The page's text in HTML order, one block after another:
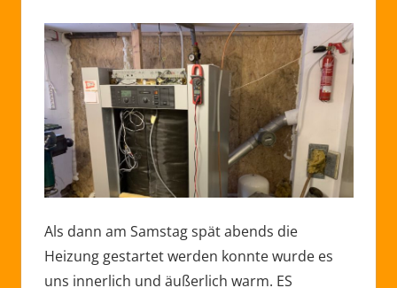
Als dann am Samstag spät abends die
Heizung gestartet werden konnte wurde es
uns innerlich und äußerlich warm. ES